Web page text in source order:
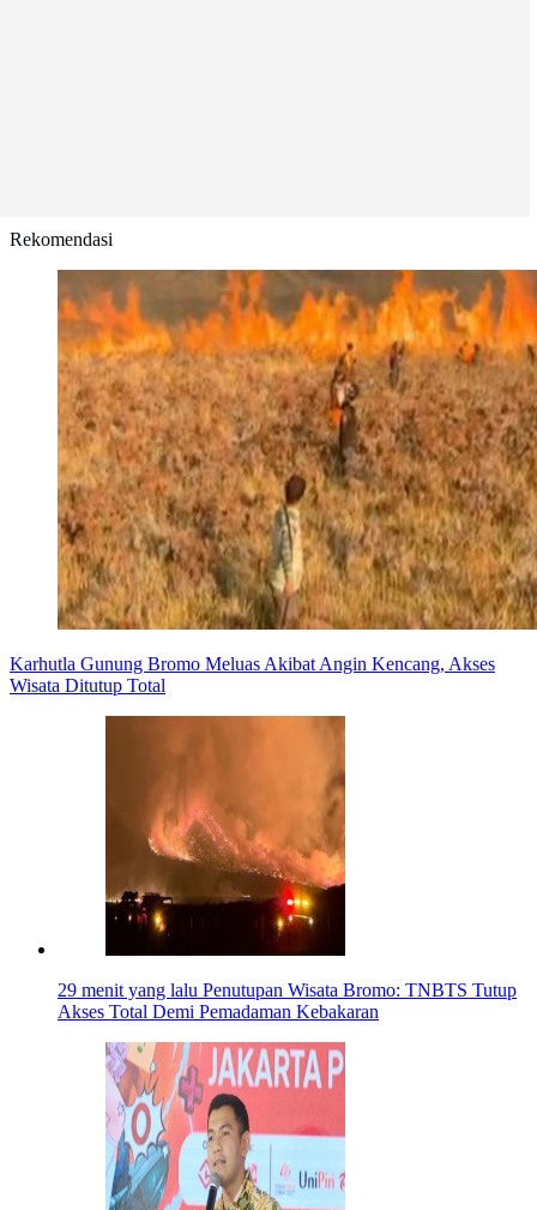
Rekomendasi
Karhutla Gunung Bromo Meluas Akibat Angin Kencang, Akses
Wisata Ditutup Total
29 menit yang lalu Penutupan Wisata Bromo: TNBTS Tutup
Akses Total Demi Pemadaman Kebakaran